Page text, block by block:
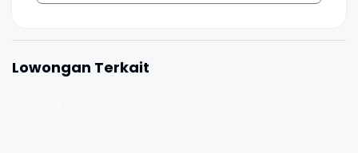
Lowongan Terkait